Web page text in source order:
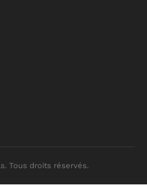
Tous droits réservés.